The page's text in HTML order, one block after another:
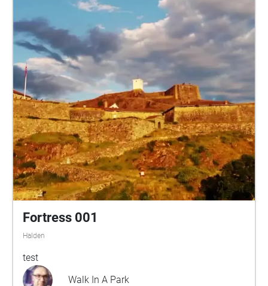
Fortress 001
Halden
test
Walk In A Park